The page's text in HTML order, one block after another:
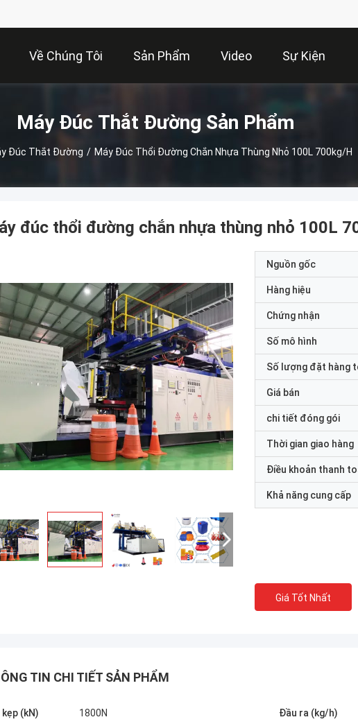
Về Chúng Tôi Sản Phẩm Video Sự Kiện
Máy Đúc Thắt Đường Sản Phẩm
Đúc Thắt Đường / Máy Đúc Thổi Đường Chắn Nhựa Thùng Nhỏ 100L 700kg/h
đúc thổi đường chắn nhựa thùng nhỏ 100L
Nguồn gốc
Hàng hiệu
Chứng nhận
Số mô hình
Số lượng đặt hàng
Giá bán
chi tiết đóng gói
Thời gian giao hàng
Điều khoản thanh
Khả năng cung cấp
Giá Tốt Nhất
TIN CHI TIẾT SẢN PHẨM
kẹp (kN) 1800N Đầu ra (kg/h)